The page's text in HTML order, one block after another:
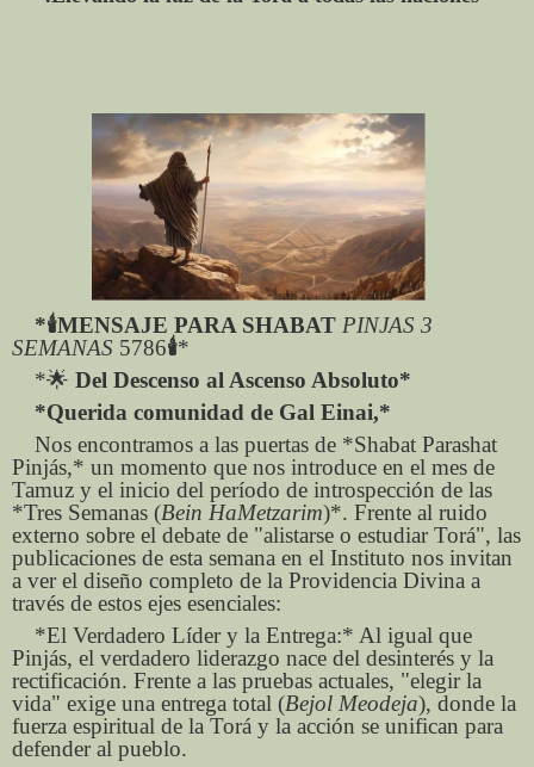
*🕯️MENSAJE PARA SHABAT PINJAS 3
SEMANAS 5786🕯️*
*🌟 Del Descenso al Ascenso Absoluto*
*Querida comunidad de Gal Einai,*
Nos encontramos a las puertas de *Shabat Parashat
Pinjás,* un momento que nos introduce en el mes de
Tamuz y el inicio del período de introspección de las
*Tres Semanas (Bein HaMetzarim)*. Frente al ruido
externo sobre el debate de "alistarse o estudiar Torá", las
publicaciones de esta semana en el Instituto nos invitan
a ver el diseño completo de la Providencia Divina a
través de estos ejes esenciales:
*El Verdadero Líder y la Entrega:* Al igual que
Pinjás, el verdadero liderazgo nace del desinterés y la
rectificación. Frente a las pruebas actuales, "elegir la
vida" exige una entrega total (Bejol Meodeja), donde la
fuerza espiritual de la Torá y la acción se unifican para
defender al pueblo.